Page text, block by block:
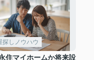
探しノウハウ
住マイホームか将来設